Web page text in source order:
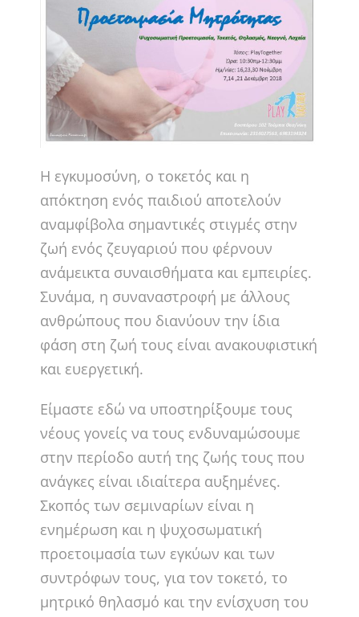
Η εγκυμοσύνη, ο τοκετός και η
απόκτηση ενός παιδιού αποτελούν
αναμφίβολα σημαντικές στιγμές στην
ζωή ενός ζευγαριού που φέρνουν
ανάμεικτα συναισθήματα και εμπειρίες.
Συνάμα, η συναναστροφή με άλλους
ανθρώπους που διανύουν την ίδια
φάση στη ζωή τους είναι ανακουφιστική
και ευεργετική.
Είμαστε εδώ να υποστηρίξουμε τους
νέους γονείς να τους ενδυναμώσουμε
στην περίοδο αυτή της ζωής τους που
ανάγκες είναι ιδιαίτερα αυξημένες.
Σκοπός των σεμιναρίων είναι η
ενημέρωση και η ψυχοσωματική
προετοιμασία των εγκύων και των
συντρόφων τους, για τον τοκετό, το
μητρικό θηλασμό και την ενίσχυση του